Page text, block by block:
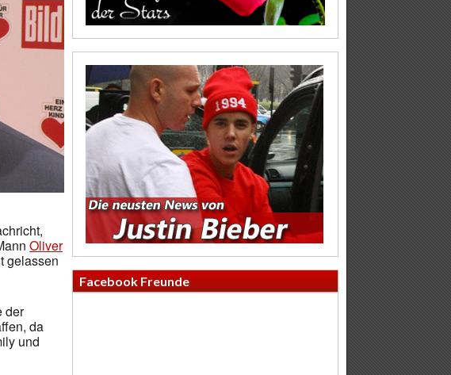
Oliver
gelassen
der
da
und
Facebook Freunde